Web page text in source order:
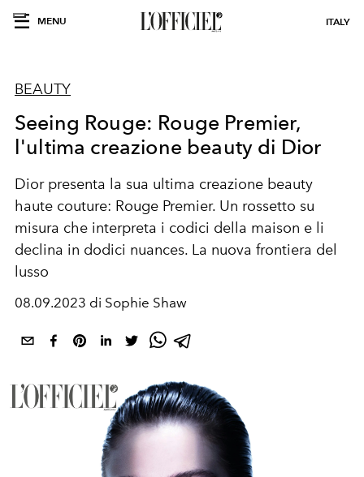
MENU ITALY
BEAUTY
Seeing Rouge: Rouge Premier,
l'ultima creazione beauty di Dior
Dior presenta la sua ultima creazione beauty
haute couture: Rouge Premier. Un rossetto su
misura che interpreta i codici della maison e li
declina in dodici nuances. La nuova frontiera del
lusso
08.09.2023 di Sophie Shaw